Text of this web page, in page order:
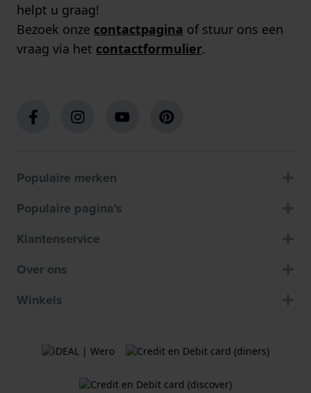
helpt u graag!
Bezoek onze contactpagina of stuur ons een
vraag via het contactformulier.
Populaire merken
Populaire pagina's
Klantenservice
Over ons
Winkels